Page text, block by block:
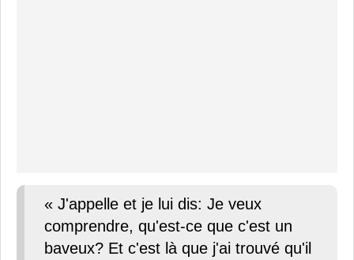
« J'appelle et je lui dis: Je veux
comprendre, qu'est-ce que c'est un
baveux? Et c'est là que j'ai trouvé qu'il